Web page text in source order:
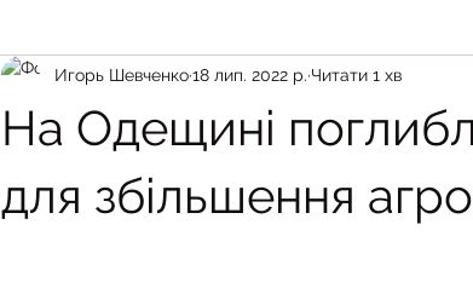
На Одещині
для збільшення
Игорь Шевченко18 лип. 2022 р. Читати 1 хв